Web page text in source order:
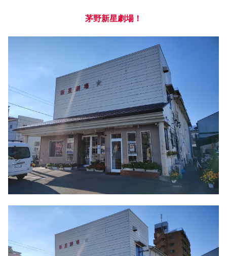
茅野新星劇場！